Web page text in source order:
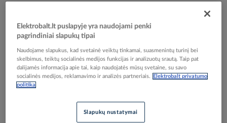
beginning
the
images
gallery
Relė srovės nuotėkio RCBO 3P+N 16A C 30mA su
automatu AC-tipas DS203NC C16 AC30 - ABB
Elektrobalt prekės kodas
EAN kodas
Prisijunkite, norėdami pamatyti kainas
Elektrobalt.lt puslapyje yra naudojami penki
pagrindiniai slapukų tipai
Naudojame slapukus, kad svetainė veiktų tinkamai, suasmenintų turinį bei
skelbimus, teiktų socialinės medijos funkcijas ir analizuotų srautą. Taip pat
dalijamės informacija apie tai, kaip naudojatės mūsų svetaine, su savo
socialinės medijos, reklamavimo ir analizės partneriais.
Elektrobalt privatumo
politika
Slapukų nustatymai